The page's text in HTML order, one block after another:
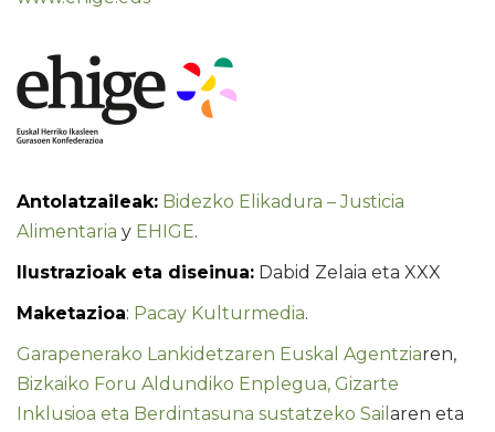
Antolatzaileak: Bidezko Elikadura – Justicia
Alimentaria y EHIGE.
Ilustrazioak eta diseinua: Dabid Zelaia eta XXX
Maketazioa: Pacay Kulturmedia.
Garapenerako Lankidetzaren Euskal Agentziaren,
Bizkaiko Foru Aldundiko Enplegua, Gizarte
Inklusioa eta Berdintasuna sustatzeko Sail aren eta